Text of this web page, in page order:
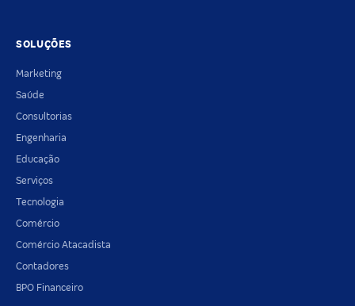
SOLUÇÕES
Marketing
Saúde
Consultorias
Engenharia
Educação
Serviços
Tecnologia
Comércio
Comércio Atacadista
Contadores
BPO Financeiro